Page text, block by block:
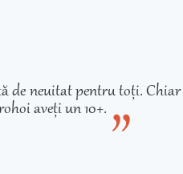
neuitat pentru toți.
aveți un 10+.